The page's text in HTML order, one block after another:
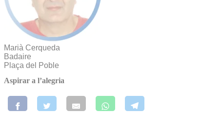
Marià Cerqueda
Badaire
Plaça del Poble
Aspirar a l’alegria